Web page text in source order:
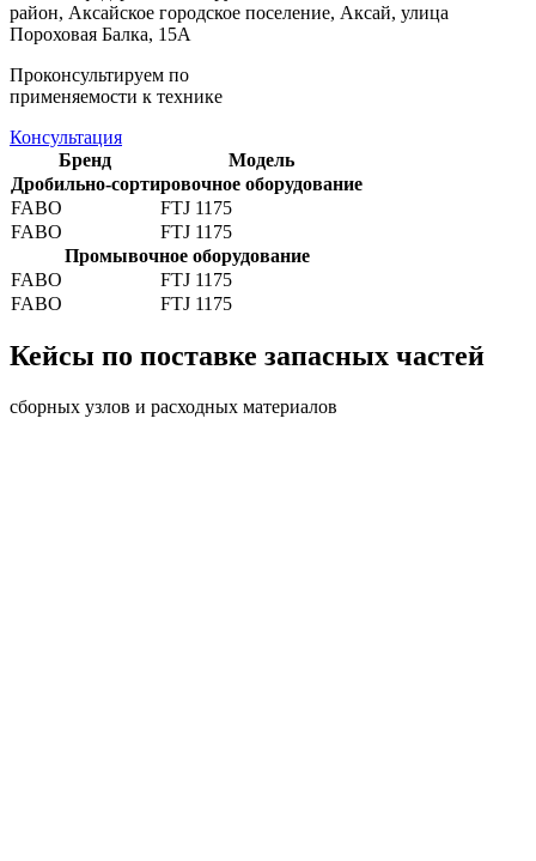
район, Аксайское городское поселение, Аксай, улица
Пороховая Балка, 15А
Проконсультируем по
применяемости к технике
Консультация
Бренд
Модель
Дробильно-сортировочное оборудование
FABO
FTJ 1175
FABO
FTJ 1175
Промывочное оборудование
FABO
FTJ 1175
FABO
FTJ 1175
Кейсы по поставке запасных частей
сборных узлов и расходных материалов